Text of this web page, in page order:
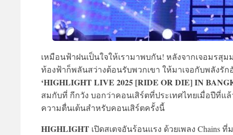
เหมือนฟ้าฝนเป็นใจให้เรามาพบกัน! หลังจากเจอมรสุ
ท้องฟ้าก็พลันสว่างต้อนรับพวกเขา ให้มาเจอกับพลังรั
‘HIGHLIGHT LIVE 2025 [RIDE OR DIE] IN
สมกับที่ กีกวัง บอกว่าคอนเสิร์ตที่ประเทศไทยเมื่อปีที่
ความตื่นเต้นสำหรับคอนเสิร์ตครั้งนี้
HIGHLIGHT เปิดสเตจอันร้อนแรง ด้วยเพลง Chains